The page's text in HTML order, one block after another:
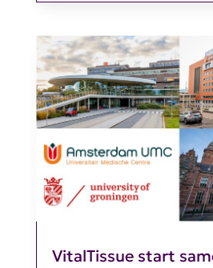
VitalTissue start